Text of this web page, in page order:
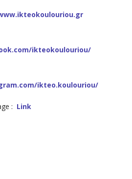
ikteokoulouriou/
ikteo.koulouriou/
: Link